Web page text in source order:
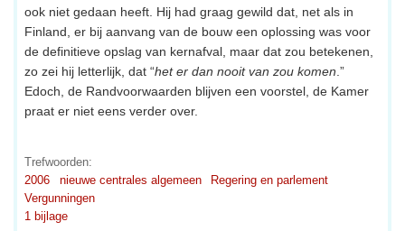
ook niet gedaan heeft. Hij had graag gewild dat, net als in
Finland, er bij aanvang van de bouw een oplossing was voor
de definitieve opslag van kernafval, maar dat zou betekenen,
zo zei hij letterlijk, dat “het er dan nooit van zou komen .”
Edoch, de Randvoorwaarden blijven een voorstel, de Kamer
praat er niet eens verder over.
Trefwoorden:
2006
nieuwe centrales algemeen
Regering en parlement
Vergunningen
1 bijlage